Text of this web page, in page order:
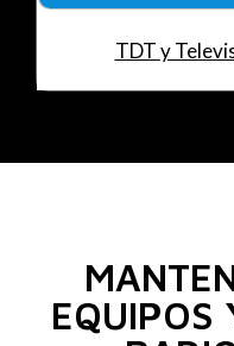
TDT y
EQUIPOS